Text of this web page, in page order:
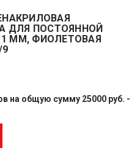
ДЛЯ ПОСТОЯННОЙ
ММ, ФИОЛЕТОВАЯ
9
на общую сумму 25000 руб. -